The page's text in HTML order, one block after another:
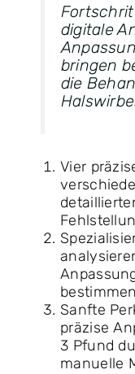
digitale
bringen
die
Vier
bestimmen
Sanfte
präzise
3 Pfund
manuelle